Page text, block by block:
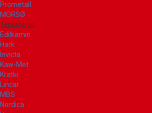
Prometall
MORSØ
Термофор
Edilkamin
Hark
Invicta
Kaw-Met
Kratki
Lincar
MBS
Nordica